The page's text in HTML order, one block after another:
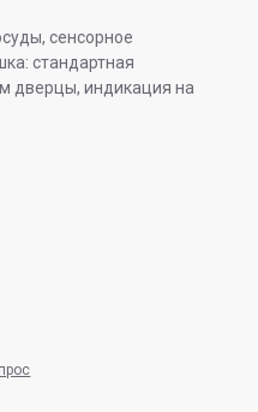
сенсорное
стандартная
дверцы, индикация на